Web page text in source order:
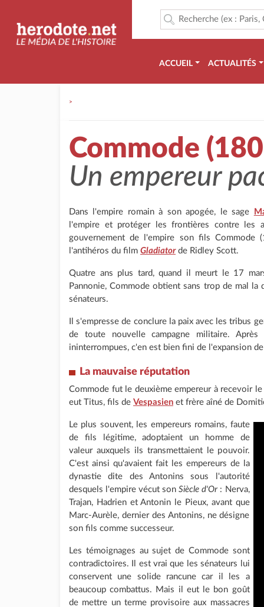
ACCUEIL ACTUALITÉS
>
Commode
Un empereur
Dans l'empire romain à son apogée, le sage
l'empire et protéger les frontières contre les
gouvernement de l'empire son fils
l'antihéros du film Gladiatorde Ridley Scott.
Quatre ans plus tard, quand il meurt le 17
Pannonie, Commode obtient sans trop de mal
sénateurs.
Il s'empresse de conclure la paix avec les tribus
de toute nouvelle campagne militaire.
ininterrompues, c'en est bien fini de l'expansion
La mauvaise réputation
Commode fut le deuxième empereur à recevoir
eut Titus, fils de Vespasien et frère aîné de
Le plus souvent, les empereurs romains, faute
de fils légitime, adoptaient un homme de
valeur auxquels ils transmettaient le pouvoir.
C'est ainsi qu'avaient fait les empereurs de la
dynastie dite des Antonins sous l'autorité
desquels l'empire vécut sonSiècle d'Or : Nerva,
Trajan, Hadrien et Antonin le Pieux, avant que
Marc-Aurèle, dernier des Antonins, ne désigne
son fils comme successeur.
Les témoignages au sujet de Commode sont
contradictoires. Il est vrai que les sénateurs lui
conservent une solide rancune car il les a
beaucoup combattus. Mais il eut le bon goût
de mettre un terme provisoire aux massacres